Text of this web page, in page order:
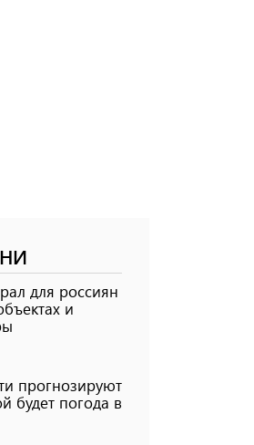
для россиян
и
прогнозируют
будет погода в